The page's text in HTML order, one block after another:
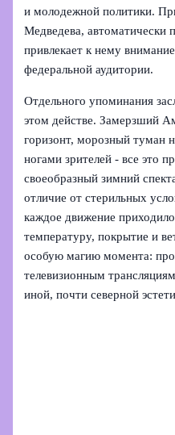
и молодежной политики.
Медведева, автоматически
привлекает к нему
федеральной аудитории.
Отдельного упоминания
этом действе. Замерзший
горизонт, морозный туман
ногами зрителей - все это
своеобразный зимний
отличие от стерильных
каждое движение
температуру, покрытие и
особую магию момента:
телевизионным
иной, почти северной